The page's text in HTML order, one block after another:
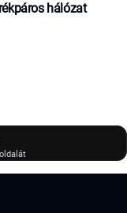
hálózat